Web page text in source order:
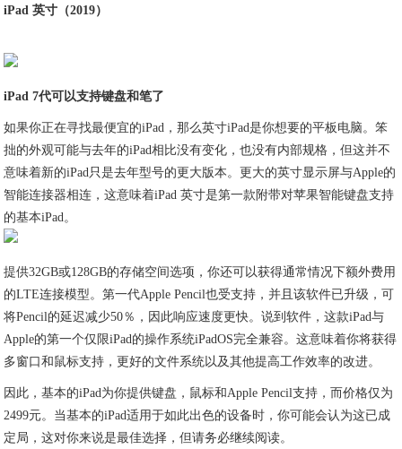
iPad 英寸（2019）
iPad 7代可以支持键盘和笔了
如果你正在寻找最便宜的iPad，那么英寸iPad是你想要的平板电脑。笨
拙的外观可能与去年的iPad相比没有变化，也没有内部规格，但这并不
意味着新的iPad只是去年型号的更大版本。更大的英寸显示屏与Apple的
智能连接器相连，这意味着iPad 英寸是第一款附带对苹果智能键盘支持
的基本iPad。
提供32GB或128GB的存储空间选项，你还可以获得通常情况下额外费用
的LTE连接模型。第一代Apple Pencil也受支持，并且该软件已升级，可
将Pencil的延迟减少50％，因此响应速度更快。说到软件，这款iPad与
Apple的第一个仅限iPad的操作系统iPadOS完全兼容。这意味着你将获得
多窗口和鼠标支持，更好的文件系统以及其他提高工作效率的改进。
因此，基本的iPad为你提供键盘，鼠标和Apple Pencil支持，而价格仅为
2499元。当基本的iPad适用于如此出色的设备时，你可能会认为这已成
定局，这对你来说是最佳选择，但请务必继续阅读。